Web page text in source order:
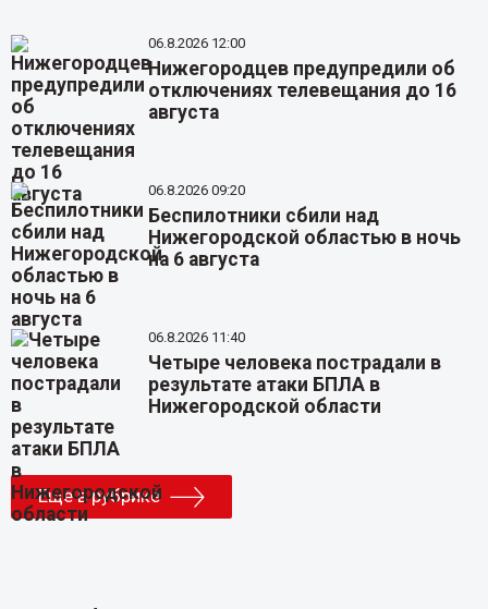
06.8.2026 12:00
Нижегородцев предупредили об
отключениях телевещания до 16
августа
06.8.2026 09:20
Беспилотники сбили над
Нижегородской областью в ночь
на 6 августа
06.8.2026 11:40
Четыре человека пострадали в
результате атаки БПЛА в
Нижегородской области
Еще в рубрике